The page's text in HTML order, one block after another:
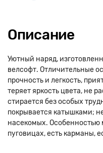
Описание
Уютный наряд,
велсофт. Отличительные
прочность и легкость,
теряет яркость цвета, не
стирается без особых
покрывается катышками;
насекомых. Особенностью
пуговицах, есть карманы,